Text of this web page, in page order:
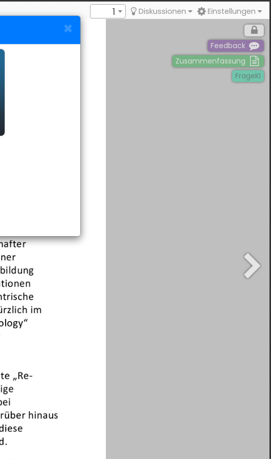
1 Diskussionen Einstellungen
Feedback
Zusammenfassung
FrageKI